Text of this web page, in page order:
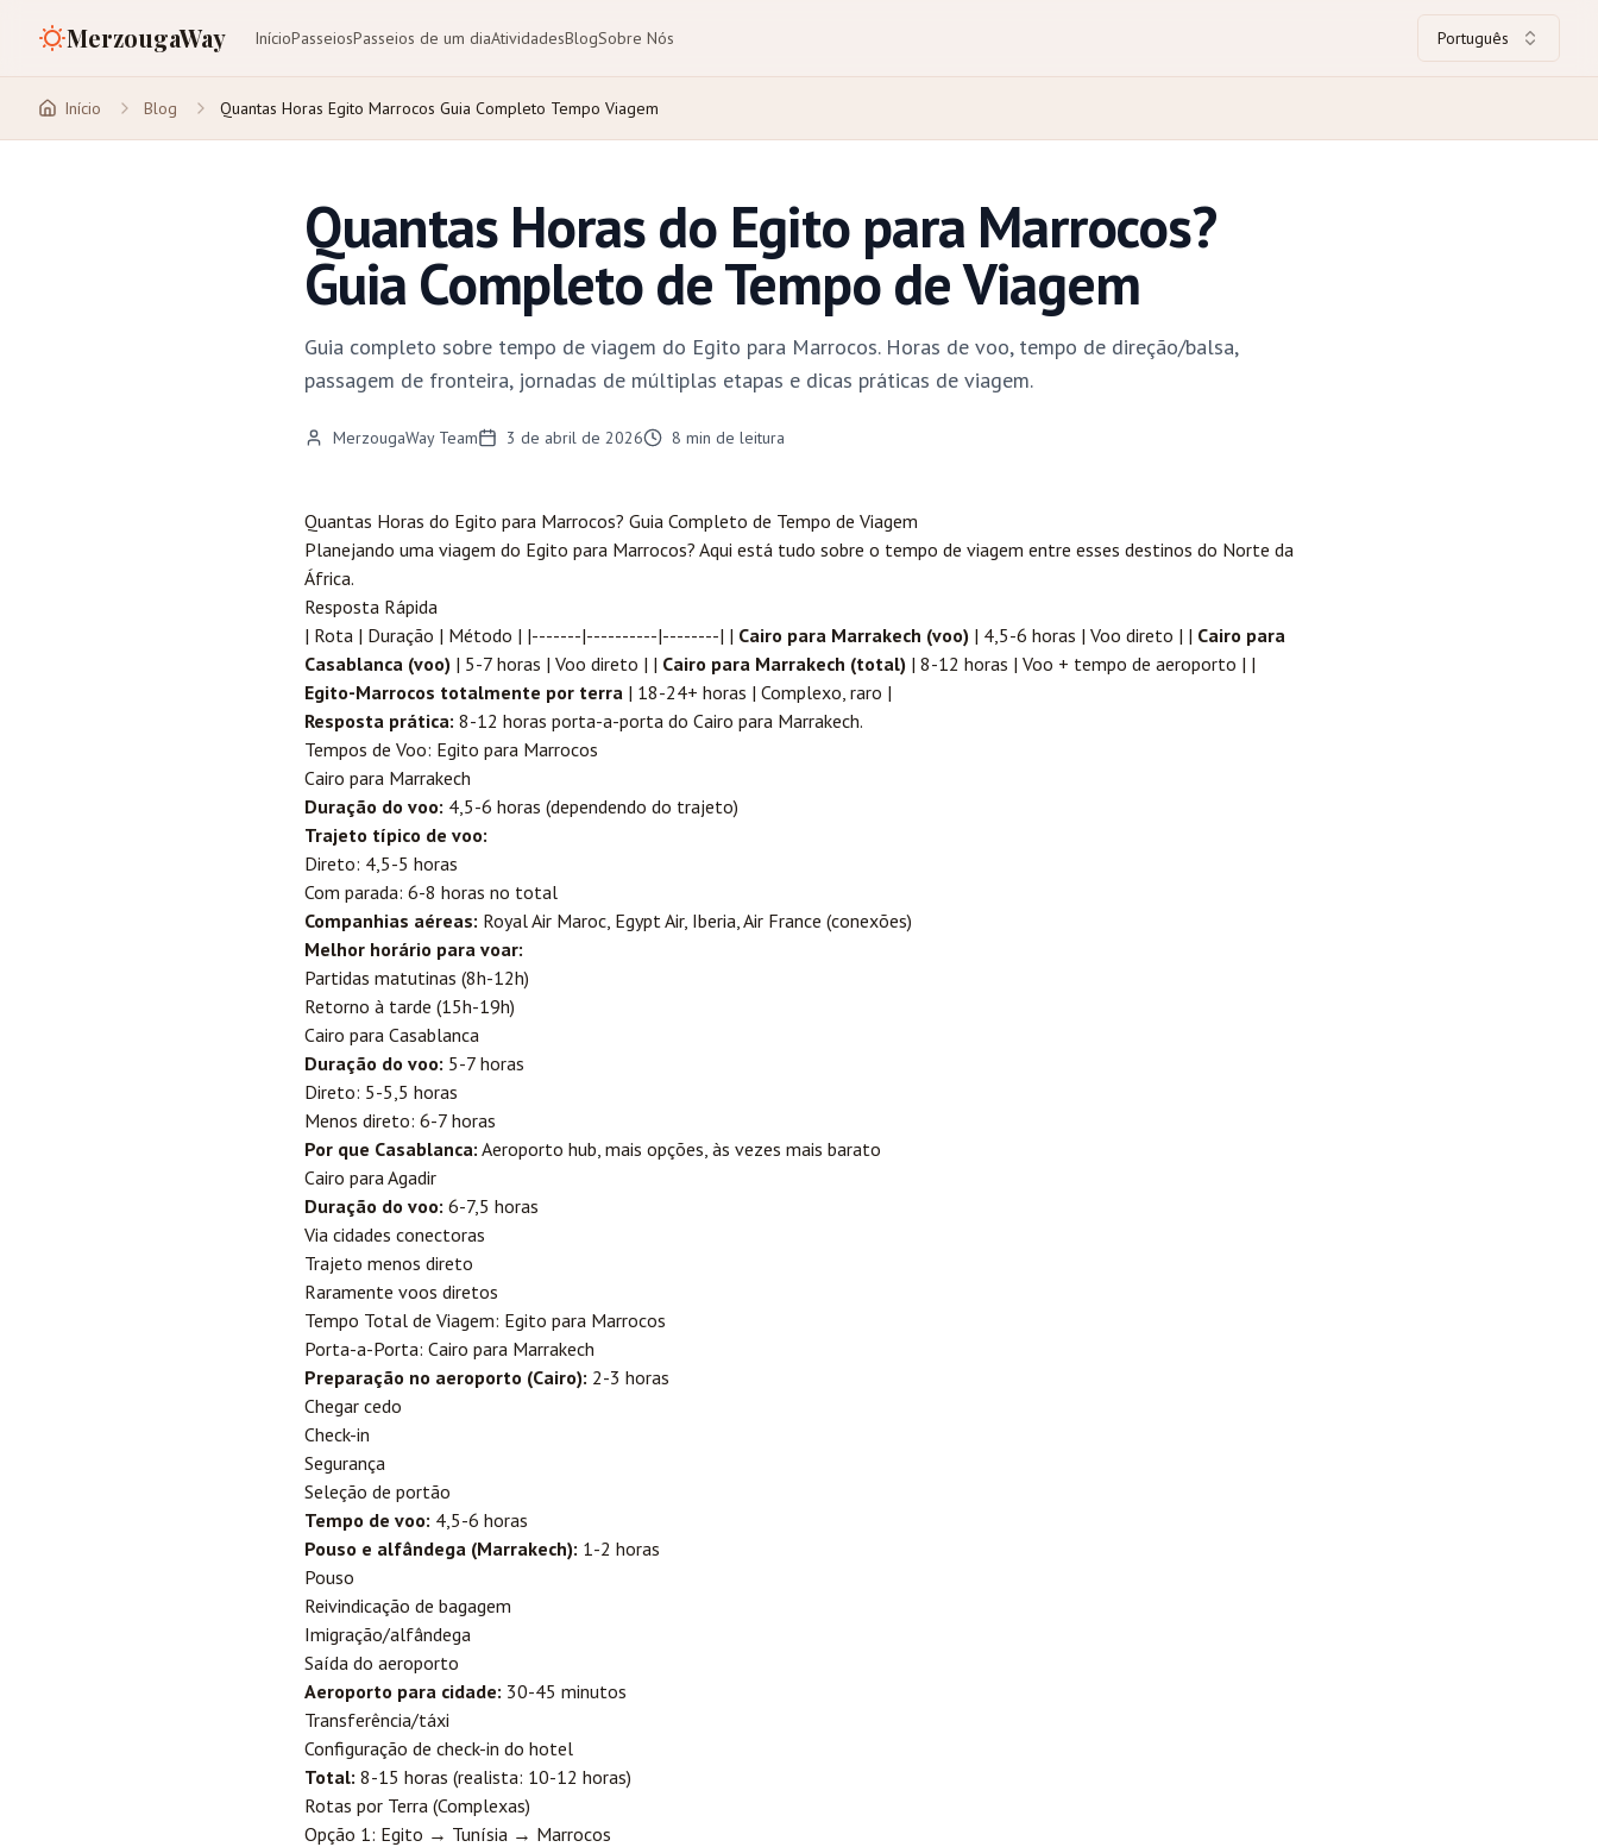
MerzougaWay InícioPasseiosPasseios de um diaAtividadesBlogSobre Nós Português
Início Blog Quantas Horas Egito Marrocos Guia Completo Tempo Viagem
Quantas Horas do Egito para Marrocos?
Guia Completo de Tempo de Viagem
Guia completo sobre tempo de viagem do Egito para Marrocos. Horas de voo, tempo de direção/balsa,
passagem de fronteira, jornadas de múltiplas etapas e dicas práticas de viagem.
MerzougaWay Team 3 de abril de 2026 8 min de leitura
Quantas Horas do Egito para Marrocos? Guia Completo de Tempo de Viagem
Planejando uma viagem do Egito para Marrocos? Aqui está tudo sobre o tempo de viagem entre esses destinos do Norte da
África.
Resposta Rápida
| Rota | Duração | Método | |-------|----------|--------| | Cairo para Marrakech (voo) | 4,5-6 horas | Voo direto | | Cairo para
Casablanca (voo) | 5-7 horas | Voo direto | | Cairo para Marrakech (total) | 8-12 horas | Voo + tempo de aeroporto | |
Egito-Marrocos totalmente por terra | 18-24+ horas | Complexo, raro |
Resposta prática: 8-12 horas porta-a-porta do Cairo para Marrakech.
Tempos de Voo: Egito para Marrocos
Cairo para Marrakech
Duração do voo: 4,5-6 horas (dependendo do trajeto)
Trajeto típico de voo:
Direto: 4,5-5 horas
Com parada: 6-8 horas no total
Companhias aéreas: Royal Air Maroc, Egypt Air, Iberia, Air France (conexões)
Melhor horário para voar:
Partidas matutinas (8h-12h)
Retorno à tarde (15h-19h)
Cairo para Casablanca
Duração do voo: 5-7 horas
Direto: 5-5,5 horas
Menos direto: 6-7 horas
Por que Casablanca: Aeroporto hub, mais opções, às vezes mais barato
Cairo paraAgadir
Duração do voo: 6-7,5 horas
Via cidades conectoras
Trajeto menos direto
Raramente voos diretos
Tempo Total de Viagem: Egito para Marrocos
Porta-a-Porta: Cairo para Marrakech
Preparação no aeroporto (Cairo): 2-3 horas
Chegar cedo
Check-in
Segurança
Seleção de portão
Tempo de voo: 4,5-6 horas
Pouso e alfândega (Marrakech): 1-2 horas
Pouso
Reivindicação de bagagem
Imigração/alfândega
Saída do aeroporto
Aeroporto para cidade: 30-45 minutos
Transferência/táxi
Configuração de check-in do hotel
Total: 8-15 horas (realista: 10-12 horas)
Rotas por Terra (Complexas)
Opção 1: Egito → Tunísia → Marrocos